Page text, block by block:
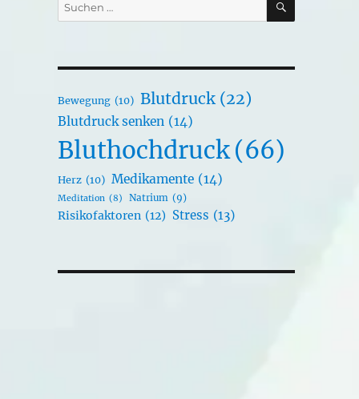
nach:
Bewegung (10) Blutdruck (22)
Blutdruck senken (14)
Bluthochdruck(66)
Herz (10) Medikamente (14)
Meditation (8) Natrium (9)
Risikofaktoren (12) Stress (13)